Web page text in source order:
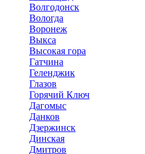
Волгодонск
Вологда
Воронеж
Выкса
Высокая гора
Гатчина
Геленджик
Глазов
Горячий Ключ
Дагомыс
Данков
Дзержинск
Динская
Дмитров